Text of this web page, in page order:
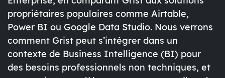
propriétaires populaires comme Airtable,
Power BI ou Google Data Studio. Nous verrons
comment Grist peut s’intégrer dans un
contexte de Business Intelligence (BI) pour
des besoins professionnels non techniques, et